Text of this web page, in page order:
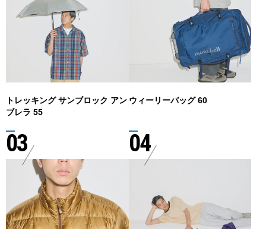
トレッキング サンブロック アン
ブレラ 55
ウィーリーバッグ 60
03 04